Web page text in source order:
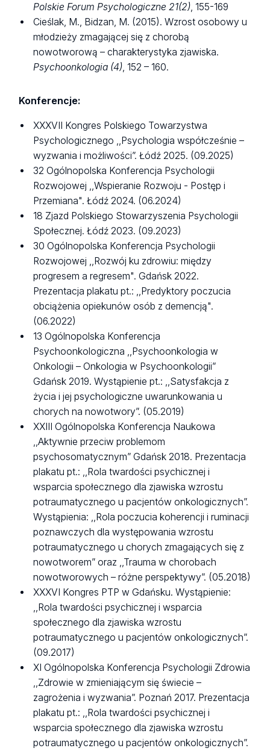
Polskie Forum Psychologiczne 21(2) , 155-169
Cieślak, M., Bidzan, M. (2015). Wzrost osobowy u
młodzieży zmagającej się z chorobą
nowotworową – charakterystyka zjawiska.
Psychoonkologia (4) , 152 – 160.
Konferencje:
XXXVII Kongres Polskiego Towarzystwa
Psychologicznego ,,Psychologia współcześnie –
wyzwania i możliwości”. Łódź 2025. (09.2025)
32 Ogólnopolska Konferencja Psychologii
Rozwojowej ,,Wspieranie Rozwoju - Postęp i
Przemiana". Łódź 2024. (06.2024)
18 Zjazd Polskiego Stowarzyszenia Psychologii
Społecznej. Łódź 2023. (09.2023)
30 Ogólnopolska Konferencja Psychologii
Rozwojowej ,,Rozwój ku zdrowiu: między
progresem a regresem". Gdańsk 2022.
Prezentacja plakatu pt.: ,,Predyktory poczucia
obciążenia opiekunów osób z demencją".
(06.2022)
13 Ogólnopolska Konferencja
Psychoonkologiczna ,,Psychoonkologia w
Onkologii – Onkologia w Psychoonkologii”
Gdańsk 2019. Wystąpienie pt.: ,,Satysfakcja z
życia i jej psychologiczne uwarunkowania u
chorych na nowotwory”. (05.2019)
XXIII Ogólnopolska Konferencja Naukowa
,,Aktywnie przeciw problemom
psychosomatycznym” Gdańsk 2018. Prezentacja
plakatu pt.: ,,Rola twardości psychicznej i
wsparcia społecznego dla zjawiska wzrostu
potraumatycznego u pacjentów onkologicznych”.
Wystąpienia: ,,Rola poczucia koherencji i ruminacji
poznawczych dla występowania wzrostu
potraumatycznego u chorych zmagających się z
nowotworem” oraz ,,Trauma w chorobach
nowotworowych – różne perspektywy”. (05.2018)
XXXVI Kongres PTP w Gdańsku. Wystąpienie:
,,Rola twardości psychicznej i wsparcia
społecznego dla zjawiska wzrostu
potraumatycznego u pacjentów onkologicznych”.
(09.2017)
XI Ogólnopolska Konferencja Psychologii Zdrowia
,,Zdrowie w zmieniającym się świecie –
zagrożenia i wyzwania”. Poznań 2017. Prezentacja
plakatu pt.: ,,Rola twardości psychicznej i
wsparcia społecznego dla zjawiska wzrostu
potraumatycznego u pacjentów onkologicznych”.